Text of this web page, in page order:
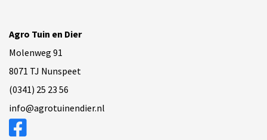
Agro Tuin en Dier
Molenweg 91
8071 TJ Nunspeet
(0341) 25 23 56
info@agrotuinendier.nl